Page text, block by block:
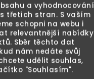
a vyhodnocování
třetích stran. S vaším
schopni na webu i
relevantnější nabídky
Sběr těchto dat
nám nedáte svůj
udělit souhlas,
"Souhlasím".